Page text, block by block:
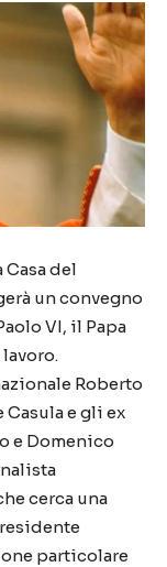
Casa del
un convegno
VI, il Papa
Roberto
e gli ex
e Domenico
cerca una
particolare